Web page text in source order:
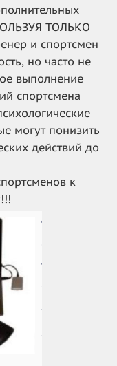
ТОЛЬКО
и спортсмен
но часто не
выполнение
спортсмена
могут понизить
действий до
к